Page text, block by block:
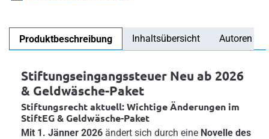
Produktbeschreibung Inhaltsübersicht Autoren
Stiftungseingangssteuer Neu ab 2026
& Geldwäsche-Paket
Stiftungsrecht aktuell: Wichtige Änderungen im
StiftEG & Geldwäsche-Paket
Mit 1. Jänner 2026 ändert sich durch eine Novelle des